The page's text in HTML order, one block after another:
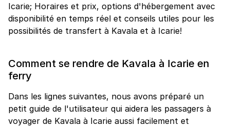
Icarie; Horaires et prix, options d'hébergement avec
disponibilité en temps réel et conseils utiles pour les
possibilités de transfert à Kavala et à Icarie!
Comment se rendre de Kavala à Icarie en
ferry
Dans les lignes suivantes, nous avons préparé un
petit guide de l'utilisateur qui aidera les passagers à
voyager de Kavala à Icarie aussi facilement et